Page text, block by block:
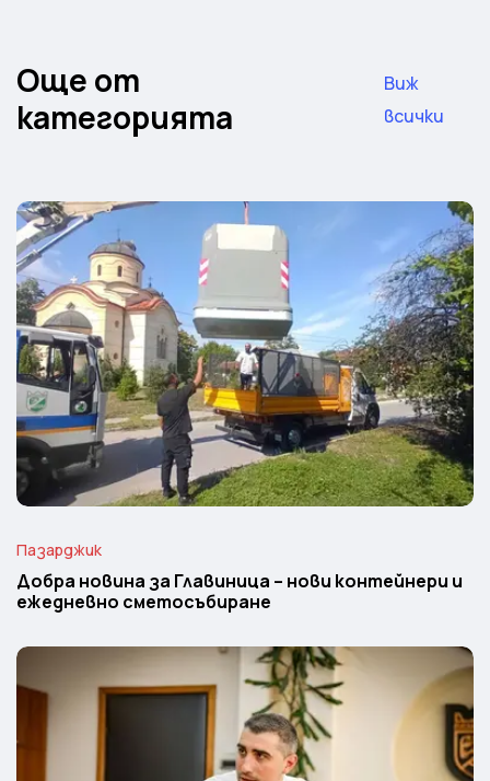
Още от
категорията
Виж
всички
Пазарджик
Добра новина за Главиница – нови контейнери и
ежедневно сметосъбиране